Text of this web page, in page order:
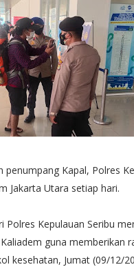
Kapal, Polres
Jakarta Utara setiap hari.
Kepulauan Seribu
guna memberikan
kesehatan, Jumat (09/12/